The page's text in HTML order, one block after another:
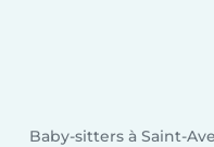
Baby-sitters à Saint-